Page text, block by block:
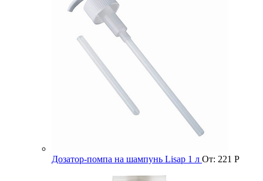
Дозатор-помпа на шампунь Lisap 1 л От: 221 Р